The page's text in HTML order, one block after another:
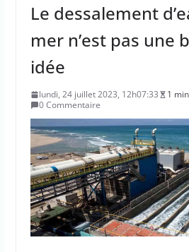
Le dessalement
mer n’est pas une
idée
lundi, 24 juillet 2023, 12h07:33
1
0 Commentaire